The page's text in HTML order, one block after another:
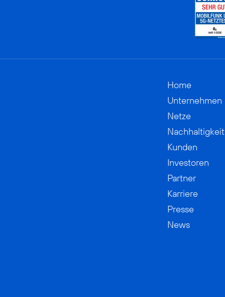
Home
Unternehmen
Netze
Nachhaltigkeit
Kunden
Investoren
Partner
Karriere
Presse
News